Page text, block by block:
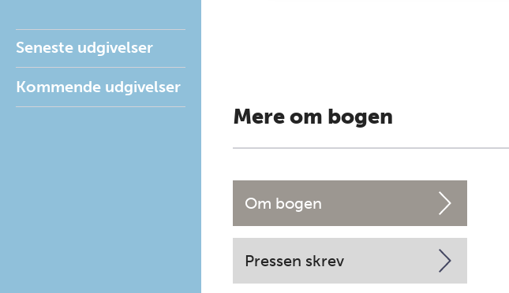
Seneste udgivelser
Kommende udgivelser
Mere om bogen
Om bogen
Pressen skrev